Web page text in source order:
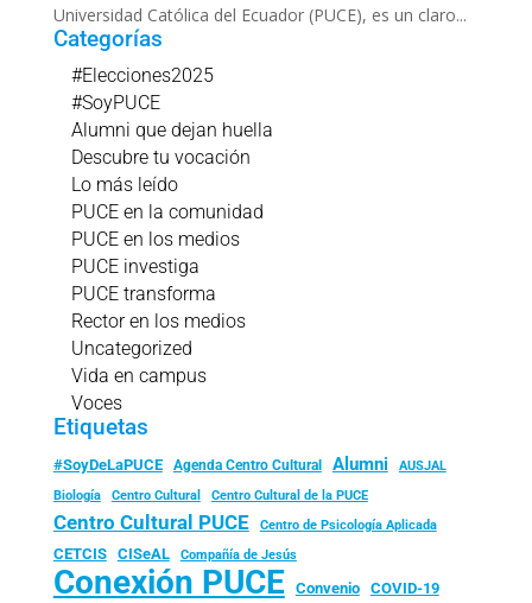
Universidad Católica del Ecuador (PUCE), es un claro...
Categorías
#Elecciones2025
#SoyPUCE
Alumni que dejan huella
Descubre tu vocación
Lo más leído
PUCE en la comunidad
PUCE en los medios
PUCE investiga
PUCE transforma
Rector en los medios
Uncategorized
Vida en campus
Voces
Etiquetas
#SoyDeLaPUCE Agenda Centro Cultural Alumni
AUSJAL
Biología
Centro Cultural Centro Cultural de la PUCE
Centro Cultural PUCE Centro de Psicología Aplicada
CETCIS CISeAL Compañía de Jesús
Conexión PUCE Convenio
COVID-19